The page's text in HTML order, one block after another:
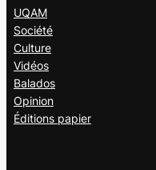
UQAM
Société
Culture
Vidéos
Balados
Opinion
Éditions papier